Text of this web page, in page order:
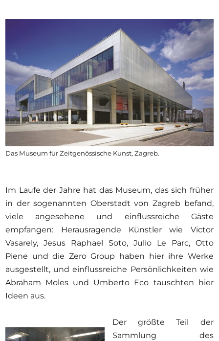
Das Museum für Zeitgenössische Kunst, Zagreb.
Im Laufe der Jahre hat das Museum, das sich früher
in der sogenannten Oberstadt von Zagreb befand,
viele angesehene und einflussreiche Gäste
empfangen: Herausragende Künstler wie Victor
Vasarely, Jesus Raphael Soto, Julio Le Parc, Otto
Piene und die Zero Group haben hier ihre Werke
ausgestellt, und einflussreiche Persönlichkeiten wie
Abraham Moles und Umberto Eco tauschten hier
Ideen aus.
Der größte Teil der
Sammlung des